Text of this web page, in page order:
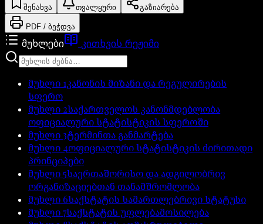
შენახვა თვალყური გაზიარება
PDF / ბეჭდვა
მუხლები კითხვის რეჟიმი
მუხლი 1კანონის მიზანი და რეგულირების
სფერო
მუხლი 2საქართველოს კანონმდებლობა
ოფიციალური სტატისტიკის სფეროში
მუხლი3ტერმინთა განმარტება
მუხლი 4ოფიციალური სტატისტიკის ძირითადი
პრინციპები
მუხლი 5საერთაშორისო და ადგილობრივ
ორგანიზაციებთან თანამშრომლობა
მუხლი 6საქსტატის სამართლებრივი სტატუსი
მუხლი7საქსტატის უფლებამოსილება